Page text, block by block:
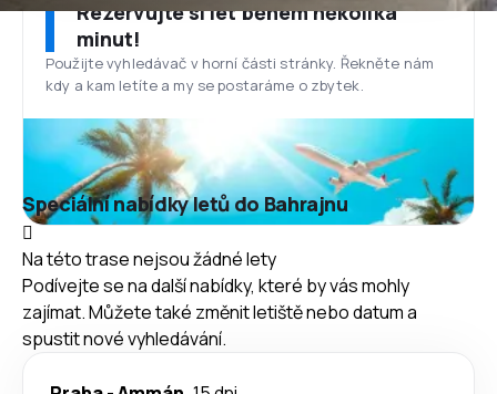
Rezervujte si let během několika
minut!
Použijte vyhledávač v horní části stránky. Řekněte nám
kdy a kam letíte a my se postaráme o zbytek.
Speciální nabídky letů do Bahrajnu
Na této trase nejsou žádné lety
Podívejte se na další nabídky, které by vás mohly
zajímat. Můžete také změnit letiště nebo datum a
spustit nové vyhledávání.